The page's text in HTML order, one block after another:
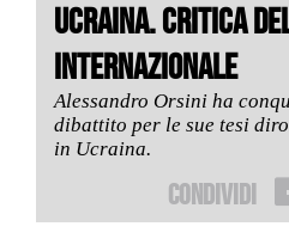
UCRAINA. CRITICA
INTERNAZIONALE
Alessandro Orsini ha
dibattito per le sue tesi
in Ucraina.
Condividi